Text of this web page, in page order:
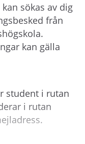
sökas av dig
från
kan gälla
student i rutan
i rutan